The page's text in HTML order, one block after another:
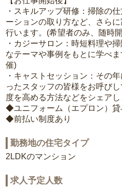
・スキルアップ研修：掃除の
ーションの取り方など、さら
行います。(希望者のみ、随時
・カジーサロン：時短料理や
なテーマや事例をもとに学べ
催)
・キャストセッション：その
ったスタッフの皆様をお呼び
度を高める方法などをシェア
◆ユニフォーム（エプロン）貸
◆前払い制度あり
勤務地の住宅タイプ
2LDKのマンション
求人予定人数